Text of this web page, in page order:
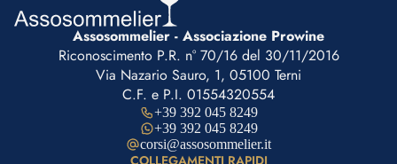
Assosommelier - Associazione Prowine
Riconoscimento P.R. n° 70/16 del 30/11/2016
Via Nazario Sauro, 1, 05100 Terni
C.F. e P.I. 01554320554
+39 392 045 8249
+39 392 045 8249
corsi@assosommelier.it